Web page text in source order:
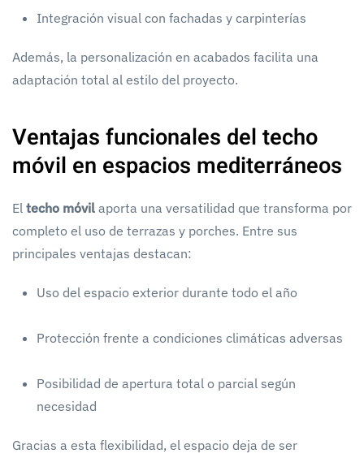
Integración visual con fachadas y carpinterías
Además, la personalización en acabados facilita una
adaptación total al estilo del proyecto.
Ventajas funcionales del techo
móvil en espacios mediterráneos
El techo móvil aporta una versatilidad que transforma por
completo el uso de terrazas y porches. Entre sus
principales ventajas destacan:
Uso del espacio exterior durante todo el año
Protección frente a condiciones climáticas adversas
Posibilidad de apertura total o parcial según
necesidad
Gracias a esta flexibilidad, el espacio deja de ser